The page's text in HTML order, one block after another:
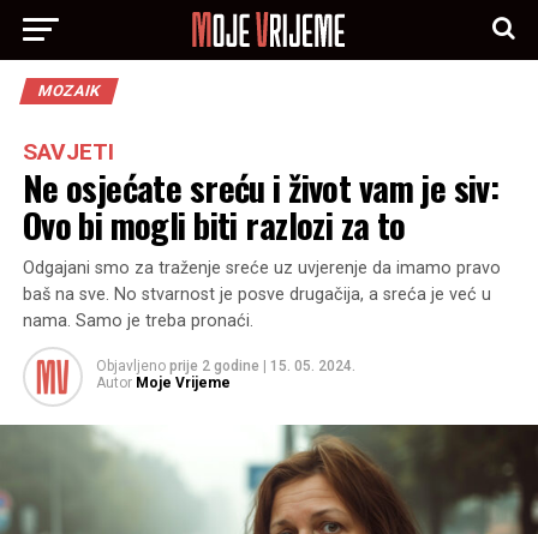
MOZAIK
SAVJETI
Ne osjećate sreću i život vam je siv:
Ovo bi mogli biti razlozi za to
Odgajani smo za traženje sreće uz uvjerenje da imamo pravo
baš na sve. No stvarnost je posve drugačija, a sreća je već u
nama. Samo je treba pronaći.
Objavljeno prije 2 godine
15. 05. 2024.
Autor Moje Vrijeme